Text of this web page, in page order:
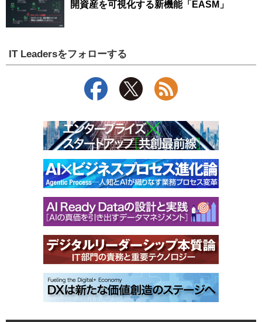
開資産を可視化する新機能「EASM」
IT Leadersをフォローする